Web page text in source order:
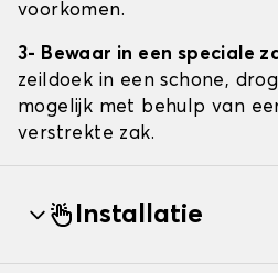
voorkomen.
3- Bewaar in een speciale
zeildoek in een schone,
mogelijk met behulp van
verstrekte zak.
Installatie